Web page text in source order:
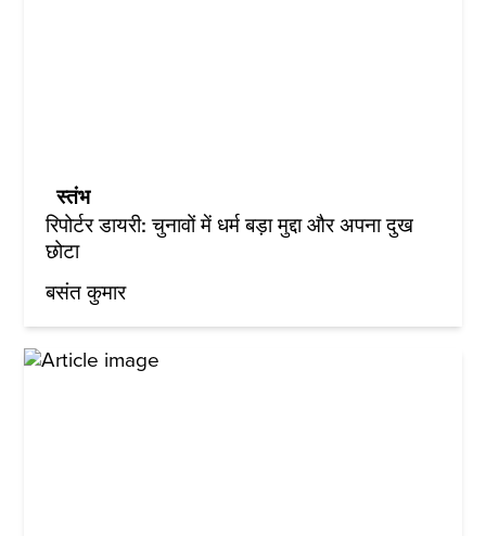
स्तंभ
रिपोर्टर डायरी: चुनावों में धर्म बड़ा मुद्दा और अपना दुख
छोटा
बसंत कुमार